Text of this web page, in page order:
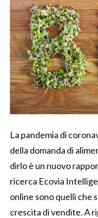
La pandemia di
della domanda di
dirlo è un nuovo
ricerca Ecovia
online sono quelli che
crescita di vendite. A